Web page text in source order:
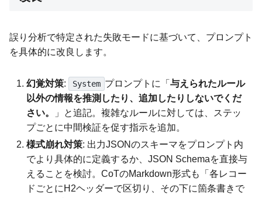
誤り分析で特定された失敗モードに基づいて、プロンプト
を具体的に改良します。
幻覚対策: System プロンプトに「 与えられたルール
以外の情報を推測したり、追加したりしないでくだ
さい。
」と追記。複雑なルールに対しては、ステッ
プごとに中間検証を促す指示を追加。
様式崩れ対策: 出力JSONのスキーマをプロンプト内
でより具体的に定義するか、JSON Schemaを直接与
えることを検討。CoTのMarkdown形式も「各レコー
ドごとにH2ヘッダーで区切り、その下に箇条書きで